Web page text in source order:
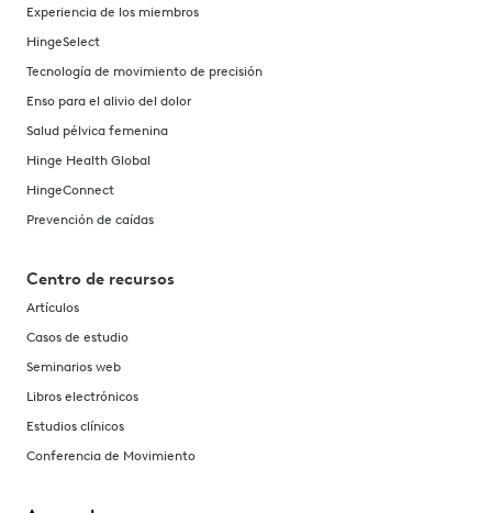
Experiencia de los miembros
HingeSelect
Tecnología de movimiento de precisión
Enso para el alivio del dolor
Salud pélvica femenina
Hinge Health Global
HingeConnect
Prevención de caídas
Centro de recursos
Artículos
Casos de estudio
Seminarios web
Libros electrónicos
Estudios clínicos
Conferencia de Movimiento